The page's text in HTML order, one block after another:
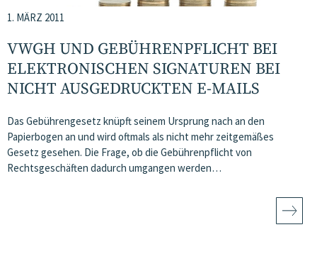
1. MÄRZ 2011
VWGH UND GEBÜHRENPFLICHT BEI
ELEKTRONISCHEN SIGNATUREN BEI
NICHT AUSGEDRUCKTEN E-MAILS
Das Gebührengesetz knüpft seinem Ursprung nach an den
Papierbogen an und wird oftmals als nicht mehr zeitgemäßes
Gesetz gesehen. Die Frage, ob die Gebührenpflicht von
Rechtsgeschäften dadurch umgangen werden…